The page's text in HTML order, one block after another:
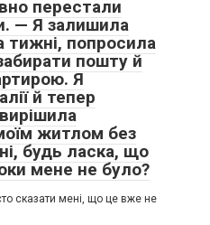
перестали
— Я залишила
тижні, попросила
пошту й
Я
й тепер
житлом без
будь ласка, що
мене не було?
сказати мені, що це вже не